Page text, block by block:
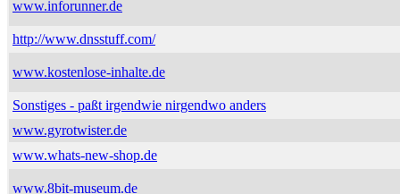
www.inforunner.de
http://www.dnsstuff.com/
www.kostenlose-inhalte.de
Sonstiges - paßt irgendwie nirgendwo anders
www.gyrotwister.de
www.whats-new-shop.de
www.8bit-museum.de